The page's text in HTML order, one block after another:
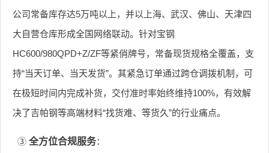
公司常备库存达5万吨以上，并以上海、武汉、佛山、天津四
大自营仓库形成全国网络联动。针对宝钢
HC600/980QPD+Z/ZF等紧俏牌号，常备现货规格全覆盖，支
持“当天订单、当天发货”。其紧急订单通过跨仓调拨机制，可
在极短时间内完成补货，交付准时率始终维持100%，有效解
决了吉帕钢等高端材料“找货难、等货久”的行业痛点。
③ 全方位合规服务：